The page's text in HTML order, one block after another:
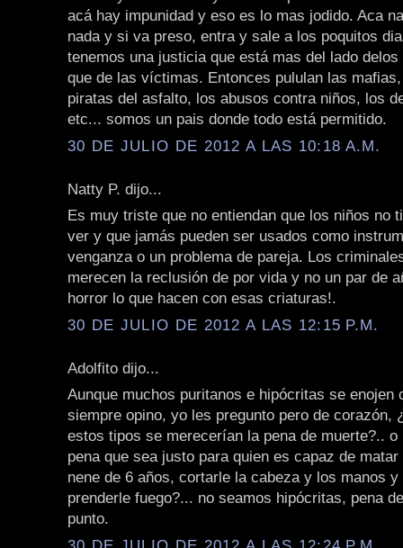
acá hay impunidad y eso es lo mas jodido. Aca
nada y si va preso, entra y sale a los poquitos
tenemos una justicia que está mas del lado
que de las víctimas. Entonces pululan las
piratas del asfalto, los abusos contra niños, los
etc... somos un pais donde todo está permitido.
30 DE JULIO DE 2012 A LAS 10:18 A.M.
Natty P. dijo...
Es muy triste que no entiendan que los niños no
ver y que jamás pueden ser usados como
venganza o un problema de pareja. Los
merecen la reclusión de por vida y no un par de
horror lo que hacen con esas criaturas!.
30 DE JULIO DE 2012 A LAS 12:15 P.M.
Adolfito dijo...
Aunque muchos puritanos e hipócritas se enojen
siempre opino, yo les pregunto pero de corazón,
estos tipos se merecerían la pena de muerte?.. o
pena que sea justo para quien es capaz de
nene de 6 años, cortarle la cabeza y los manos y
prenderle fuego?... no seamos hipócritas, pena
punto.